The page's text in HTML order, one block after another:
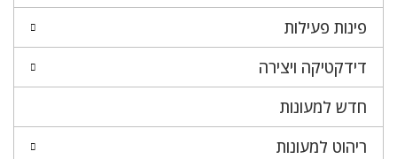
פינות פעילות
דידקטיקה ויצירה
חדש למעונות
ריהוט למעונות